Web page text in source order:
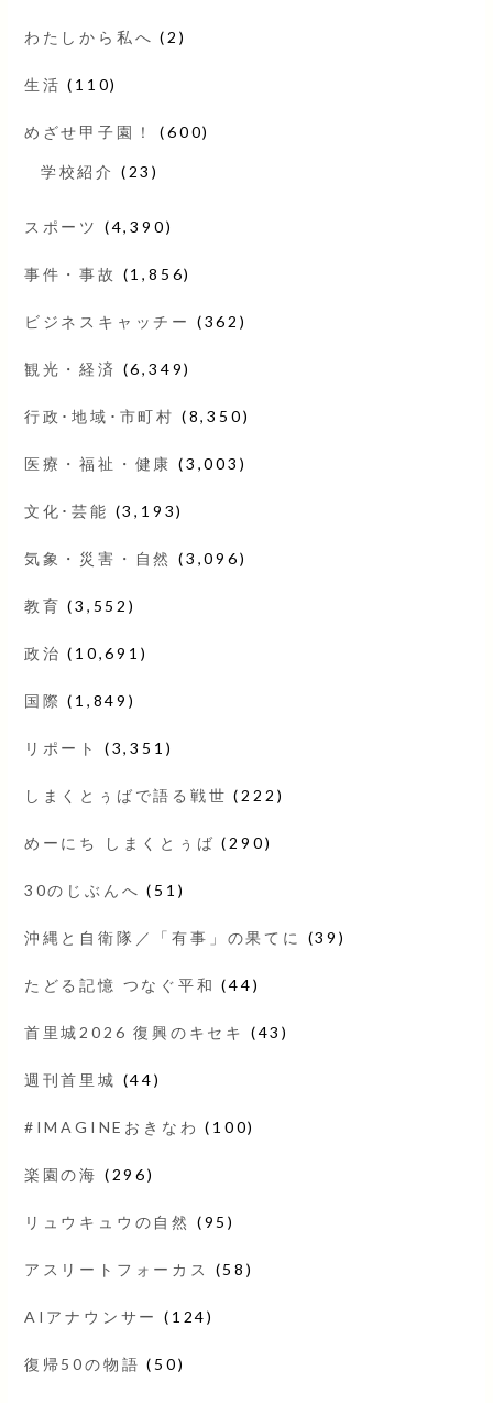
わたしから私へ (2)
生活 (110)
めざせ甲子園！ (600)
学校紹介 (23)
スポーツ (4,390)
事件・事故 (1,856)
ビジネスキャッチー (362)
観光・経済 (6,349)
行政･地域･市町村 (8,350)
医療・福祉・健康 (3,003)
文化･芸能 (3,193)
気象・災害・自然 (3,096)
教育 (3,552)
政治 (10,691)
国際 (1,849)
リポート (3,351)
しまくとぅばで語る戦世 (222)
めーにち しまくとぅば (290)
30のじぶんへ (51)
沖縄と自衛隊／「有事」の果てに (39)
たどる記憶 つなぐ平和 (44)
首里城2026 復興のキセキ (43)
週刊首里城 (44)
#IMAGINEおきなわ (100)
楽園の海 (296)
リュウキュウの自然 (95)
アスリートフォーカス (58)
AIアナウンサー (124)
復帰50の物語 (50)